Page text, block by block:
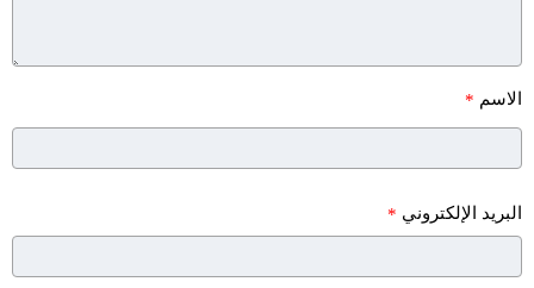
الاسم *
البريد الإلكتروني *